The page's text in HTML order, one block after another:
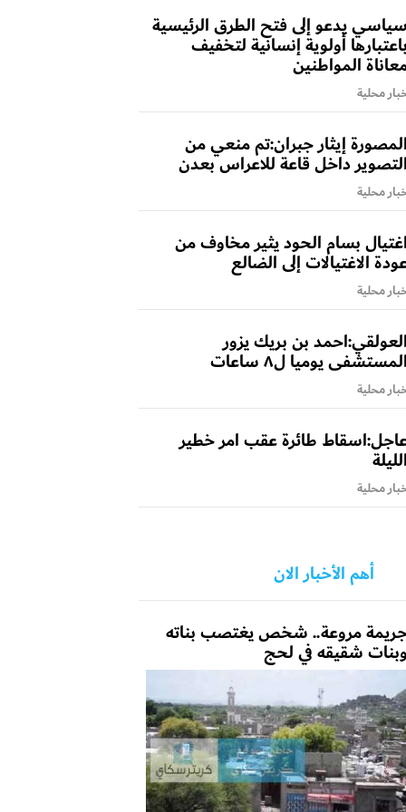
سياسي يدعو إلى فتح الطرق الرئيسية
باعتبارها أولوية إنسانية لتخفيف
المواطنين
محلية
المصورة إيثار جبران:تم منعي من
التصوير داخل قاعة للاعراس بعدن
محلية
اغتيال بسام الحود يثير مخاوف من
الاغتيالات إلى الضالع
محلية
العولقي:احمد بن بريك يزور
المستشفى يوميا ل٨ ساعات
محلية
طائرة عقب امر خطير
الليلة
محلية
أهم الأخبار الان
مروعة.. شخص يغتصب بناته
وبنات شقيقه في لحج